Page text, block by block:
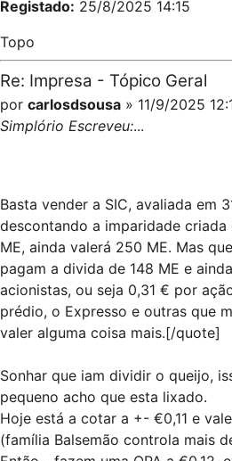
Registado: 25/8/2025 14:15
Topo
Re: Impresa - Tópico Geral
por carlosdsousa » 11/9/2025
Simplório Escreveu:...
Basta vender a SIC, avaliada em
descontando a imparidade
ME, ainda valerá 250 ME. Mas
pagam a divida de 148 ME e
acionistas, ou seja 0,31 € por
prédio, o Expresso e outras que
valer alguma coisa mais.[/quote]
Sonhar que iam dividir o queijo,
pequeno acho que esta lixado.
Hoje está a cotar a +- €0,11 e
(família Balsemão controla mais